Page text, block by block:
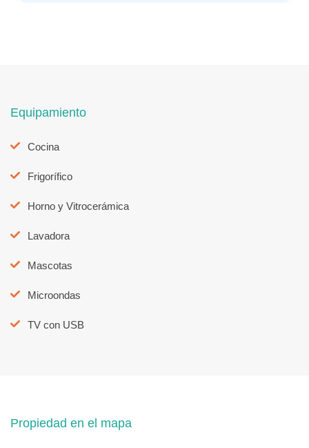
Equipamiento
Cocina
Frigorífico
Horno y Vitrocerámica
Lavadora
Mascotas
Microondas
TV con USB
Propiedad en el mapa